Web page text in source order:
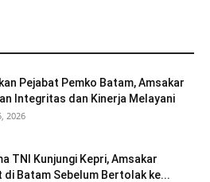
Pejabat Pemko Batam, Amsakar
Integritas dan Kinerja Melayani
2026
TNI Kunjungi Kepri, Amsakar
di Batam Sebelum Bertolak ke...